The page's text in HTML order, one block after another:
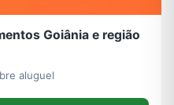
Goiânia e região
aluguel